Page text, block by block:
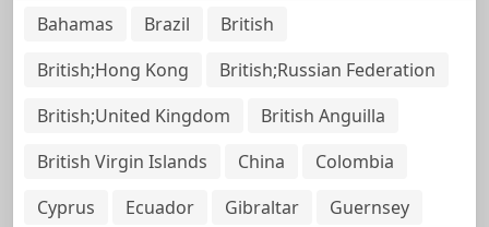
Bahamas Brazil
British
British;Hong Kong
British;Russian Federation
British;United Kingdom
British Anguilla
British Virgin Islands
China
Colombia
Cyprus
Ecuador Gibraltar
Guernsey